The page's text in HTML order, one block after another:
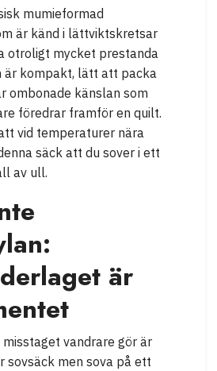
mumieformad
är känd i lättviktskretsar
otroligt mycket prestanda
är kompakt, lätt att packa
ombonade känslan som
föredrar framför en quilt.
vid temperaturer nära
säck att du sover i ett
av ull.
är
vandrare gör är
sovsäck men sova på ett